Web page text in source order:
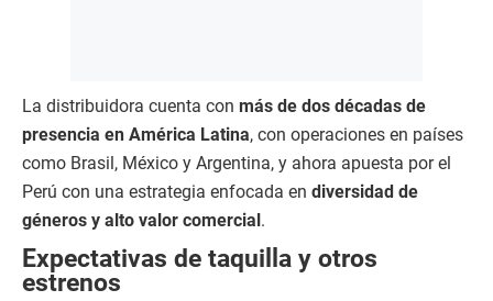
La distribuidora cuenta con más de dos décadas de
presencia en América Latina, con operaciones en países
como Brasil, México y Argentina, y ahora apuesta por el
Perú con una estrategia enfocada en diversidad de
géneros y alto valor comercial .
Expectativas de taquilla y otros
estrenos